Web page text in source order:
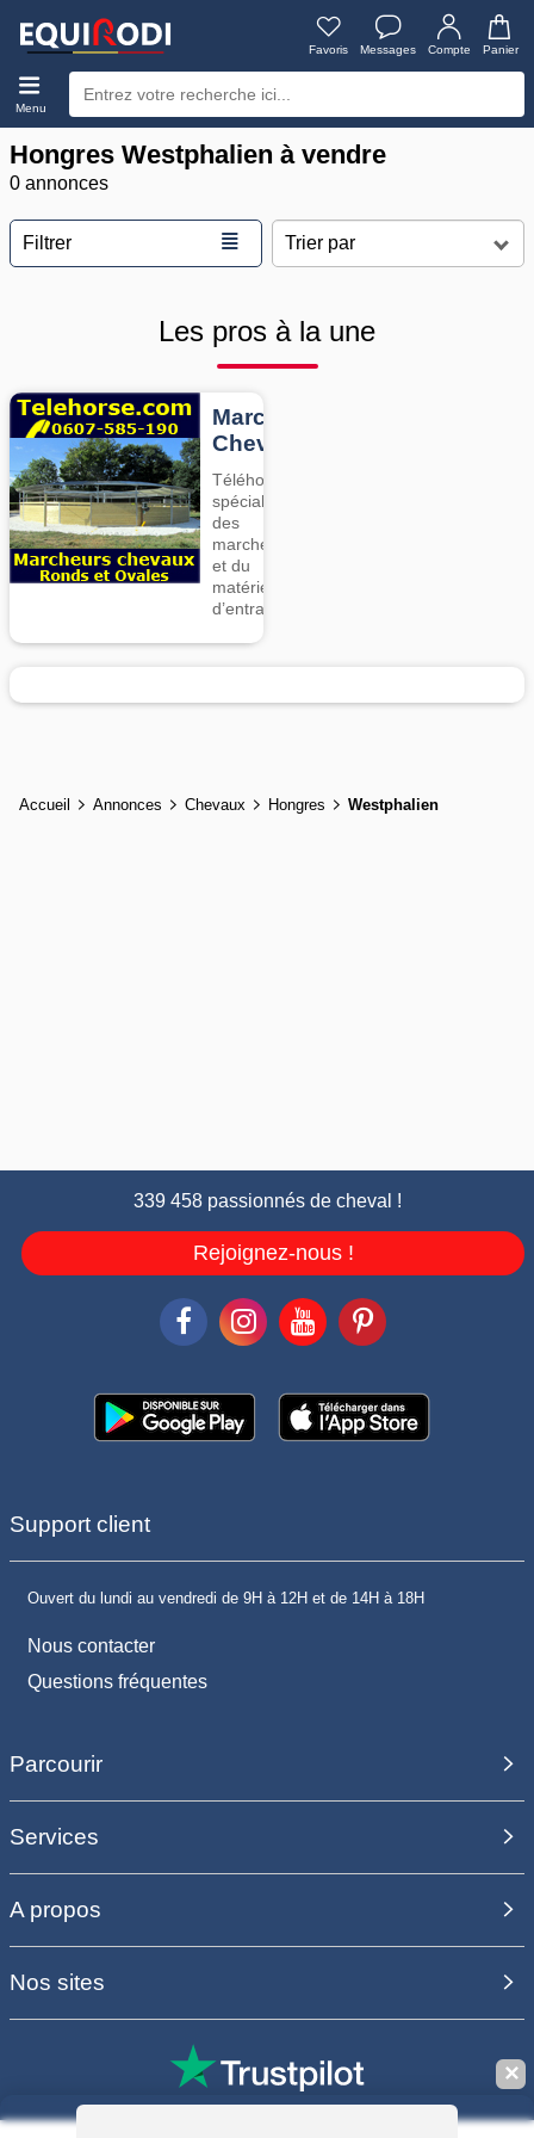
Favoris Messages Compte Panier
Menu
Hongres Westphalien à vendre
0 annonces
Filtrer ≣
Les pros à la une
Marcheurs
Chevaux
Téléhorse,
spécialiste
des
marcheurs
et du
matériel
d’entrainement
Accueil Annonces Chevaux Hongres Westphalien
339 458 passionnés de cheval !
Rejoignez-nous !
Support client
Ouvert du lundi au vendredi de 9H à 12H et de 14H à 18H
Nous contacter
Questions fréquentes
Parcourir
Services
A propos
Nos sites
✕